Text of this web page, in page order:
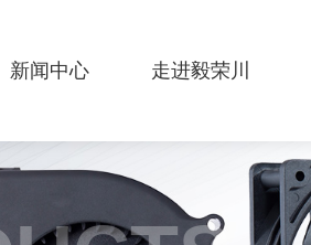
新闻中心 走进毅荣川